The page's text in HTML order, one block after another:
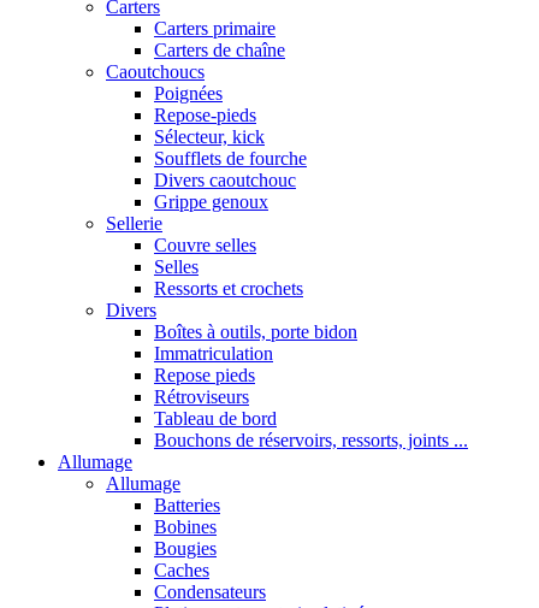
Carters
Carters primaire
Carters de chaîne
Caoutchoucs
Poignées
Repose-pieds
Sélecteur, kick
Soufflets de fourche
Divers caoutchouc
Grippe genoux
Sellerie
Couvre selles
Selles
Ressorts et crochets
Divers
Boîtes à outils, porte bidon
Immatriculation
Repose pieds
Rétroviseurs
Tableau de bord
Bouchons de réservoirs, ressorts, joints ...
Allumage
Allumage
Batteries
Bobines
Bougies
Caches
Condensateurs